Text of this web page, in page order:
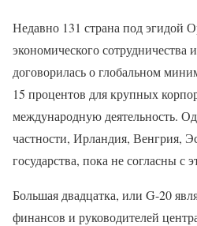
Недавно 131 страна под эгидой
экономического
договорилась о глобальном
15 процентов для крупных
международную деятельность.
частности, Ирландия, Венгрия,
государства, пока не согласны с
Большая двадцатка, или G-20
финансов и руководителей